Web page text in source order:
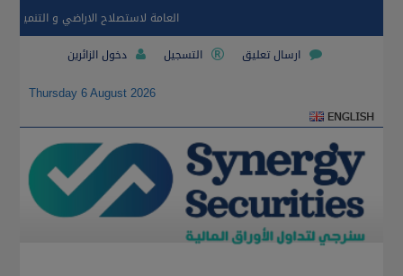
العامة لاستصلاح الاراضي و التنمية و
ارسال تعليق
التسجيل دخول الزائرين
Thursday 6 August 2026